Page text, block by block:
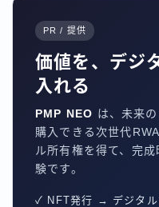
PR / 提供
価値を、デジ
入れる
PMP NEO は、未来
購入できる次世代
ル所有権を得て、完
験です。
✓ NFT発行 → デジタ